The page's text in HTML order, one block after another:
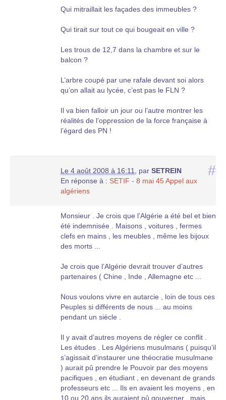
Qui mitraillait les façades des immeubles ?
Qui tirait sur tout ce qui bougeait en ville ?
Les trous de 12,7 dans la chambre et sur le
balcon ?
L’arbre coupé par une rafale devant soi alors
qu’on allait au lycée, c’est pas le FLN ?
Il va bien falloir un jour ou l’autre montrer les
réalités de l’oppression de la force française à
l’égard des PN !
#
Le 4 août 2008 à 16:11 par SETREIN
En réponse à : SETIF - 8 mai 45 Appel aux
algériens
Monsieur . Je crois que l’Algérie a été bel et bien
été indemnisée . Maisons , voitures , fermes
clefs en mains , les meubles , même les bijoux
des morts ...
Je crois que l’Algérie devrait trouver d’autres
partenaires ( Chine , Inde , Allemagne etc ...
Nous voulons vivre en autarcie , loin de tous ces
Peuples si différents de nous ... au moins
pendant un siècle .
Il y avait d’autres moyens de régler ce conflit .
Les études . Les Algériens musulmans ( puisqu’il
s’agissait d’instaurer une théocratie musulmane
) aurait pû prendre le Pouvoir par des moyens
pacifiques , en étudiant , en devenant de grands
professeurs etc ... Ils en avaient les moyens , en
10 ou 20 ans ils auraient pû gouverner , mais